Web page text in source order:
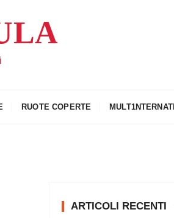
RUOTE COPERTE
ARTICOLI RECENTI